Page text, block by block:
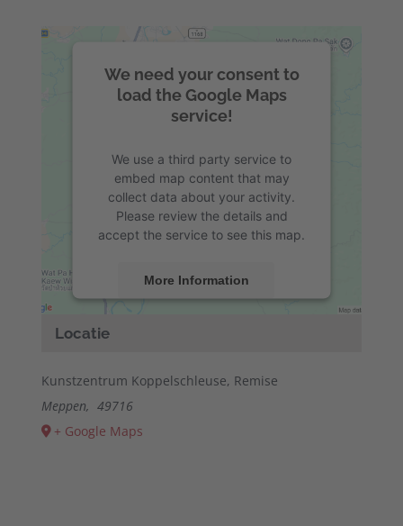
Locatie
Kunstzentrum Koppelschleuse, Remise
Meppen, 49716
+ Google Maps
We need your consent to
load the Google Maps
service!
We use a third party service to
embed map content that may
collect data about your activity.
Please review the details and
accept the service to see this map.
More Information
Management Platform &eRecht24